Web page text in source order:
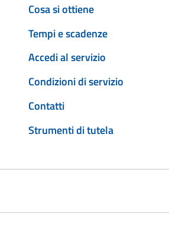
Cosa si ottiene
Tempi e scadenze
Accedi al servizio
Condizioni di servizio
Contatti
Strumenti di tutela